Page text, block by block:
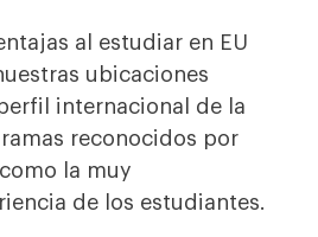
al estudiar en EU
ubicaciones
internacional de la
reconocidos por
la muy
de los estudiantes.